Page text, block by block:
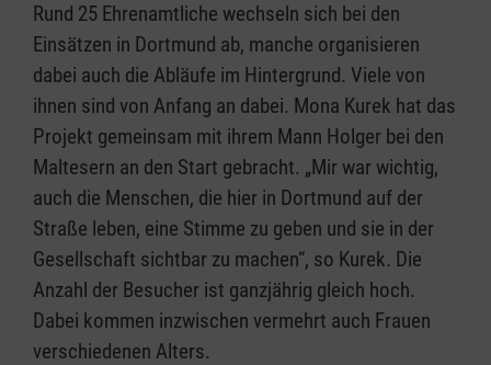
Rund 25 Ehrenamtliche wechseln sich bei den
Einsätzen in Dortmund ab, manche organisieren
dabei auch die Abläufe im Hintergrund. Viele von
ihnen sind von Anfang an dabei. Mona Kurek hat das
Projekt gemeinsam mit ihrem Mann Holger bei den
Maltesern an den Start gebracht. „Mir war wichtig,
auch die Menschen, die hier in Dortmund auf der
Straße leben, eine Stimme zu geben und sie in der
Gesellschaft sichtbar zu machen“, so Kurek. Die
Anzahl der Besucher ist ganzjährig gleich hoch.
Dabei kommen inzwischen vermehrt auch Frauen
verschiedenen Alters.